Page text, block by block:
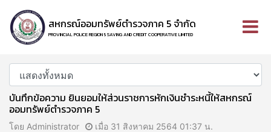
สหกรณ์ออมทรัพย์ตำรวจภาค 5 จำกัด
PROVINCIAL POLICE REGION 5 SAVING AND CREDIT COOPERATIVE LIMITED
บันทึกข้อความ ยินยอมให้ส่วนราชการหักเงินชำระหนี้ให้สหกรณ์
ออมทรัพย์ตำรวจภาค 5
โดย Administrator เมื่อ 31 สิงหาคม 2564 01:37 น.